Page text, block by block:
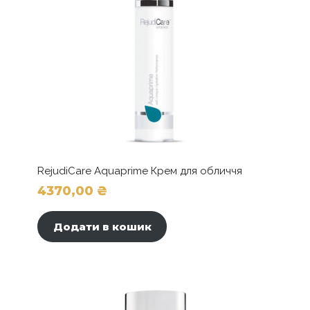
RejudiCare Aquaprime Крем для обличчя
4370,00 ₴
Додати в кошик